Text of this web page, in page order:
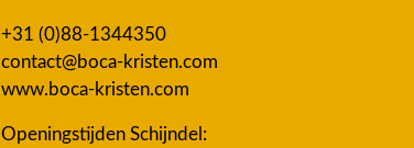
+31 (0)88-1344350
contact@boca-kristen.com
www.boca-kristen.com
Openingstijden Schijndel: